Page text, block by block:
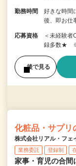
勤務時間
好きな時間
後、即お仕
応募資格
＜未経験
録多数★ ※
後で見る
化粧品・サプリ
株式会社リアル・フェ
業務委託 登録制
家事・育児の合間